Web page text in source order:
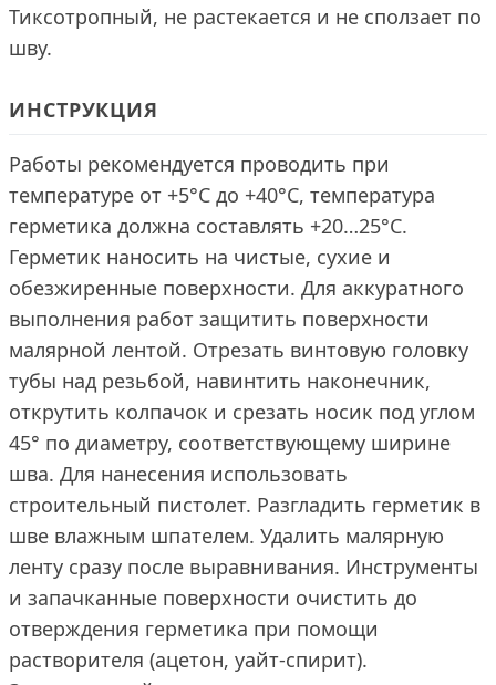
Тиксотропный, не растекается и не сползает по
шву.
ИНСТРУКЦИЯ
Работы рекомендуется проводить при
температуре от +5°С до +40°С, температура
герметика должна составлять +20…25°C.
Герметик наносить на чистые, сухие и
обезжиренные поверхности. Для аккуратного
выполнения работ защитить поверхности
малярной лентой. Отрезать винтовую головку
тубы над резьбой, навинтить наконечник,
открутить колпачок и срезать носик под углом
45° по диаметру, соответствующему ширине
шва. Для нанесения использовать
строительный пистолет. Разгладить герметик в
шве влажным шпателем. Удалить малярную
ленту сразу после выравнивания. Инструменты
и запачканные поверхности очистить до
отверждения герметика при помощи
растворителя (ацетон, уайт-​спирит).